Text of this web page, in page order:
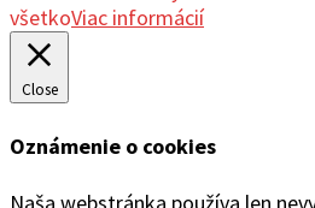
všetkoViac informácií
Close
Oznámenie o cookies